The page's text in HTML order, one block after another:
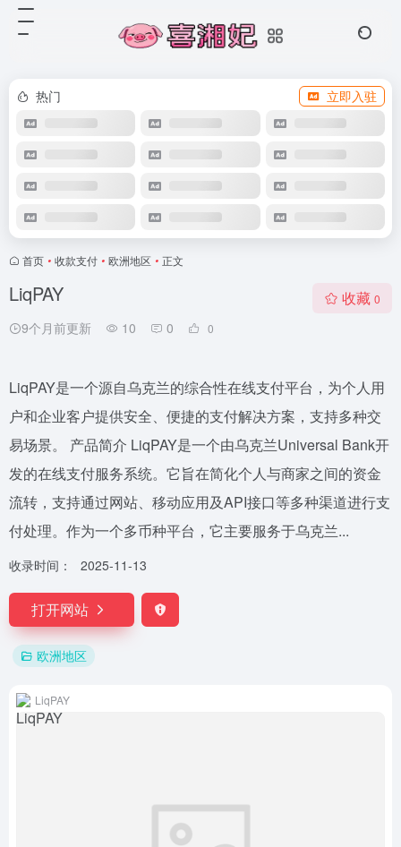
热门 立即入驻
首页 • 收款支付 • 欧洲地区 • 正文
LiqPAY
9个月前更新 10 0 0
收藏 0
LiqPAY是一个源自乌克兰的综合性在线支付平台，为个人用
户和企业客户提供安全、便捷的支付解决方案，支持多种交
易场景。 产品简介 LiqPAY是一个由乌克兰Universal Bank开
发的在线支付服务系统。它旨在简化个人与商家之间的资金
流转，支持通过网站、移动应用及API接口等多种渠道进行支
付处理。作为一个多币种平台，它主要服务于乌克兰...
收录时间： 2025-11-13
打开网站
欧洲地区
LiqPAY